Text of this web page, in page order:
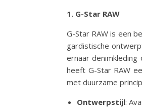
1. G-Star RAW
G-Star RAW is een
gardistische
ernaar
heeft G-Star RAW
met duurzame
Ontwerpstijl: